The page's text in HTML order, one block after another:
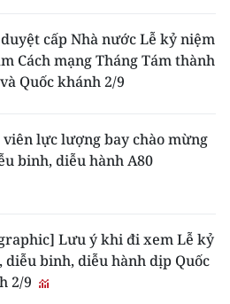
cấp Nhà nước Lễ kỷ niệm
Cách mạng Tháng Tám thành
Quốc khánh 2/9
lực lượng bay chào mừng
binh, diễu hành A80
Lưu ý khi đi xem Lễ kỷ
diễu binh, diễu hành dịp Quốc
2/9